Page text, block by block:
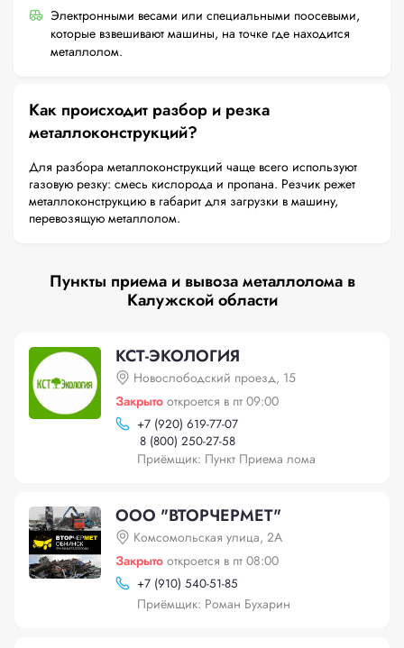
Электронными весами или специальными поосевыми,
которые взвешивают машины, на точке где находится
металлолом.
Как происходит разбор и резка
металлоконструкций?
Для разбора металлоконструкций чаще всего используют
газовую резку: смесь кислорода и пропана. Резчик режет
металлоконструкцию в габарит для загрузки в машину,
перевозящую металлолом.
Пункты приема и вывоза металлолома в
Калужской области
КСТ-ЭКОЛОГИЯ
Новослободский проезд, 15
Закрыто откроется в пт 09:00
+7 (920) 619-77-07
8 (800) 250-27-58
Приёмщик: Пункт Приема лома
ООО "ВТОРЧЕРМЕТ"
Комсомольская улица, 2А
Закрыто откроется в пт 08:00
+7 (910) 540-51-85
Приёмщик: Роман Бухарин